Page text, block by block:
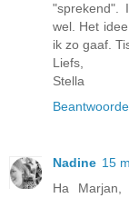
"sprekend".
wel. Het
ik zo gaaf.
Liefs,
Stella
Nadine 15
Ha